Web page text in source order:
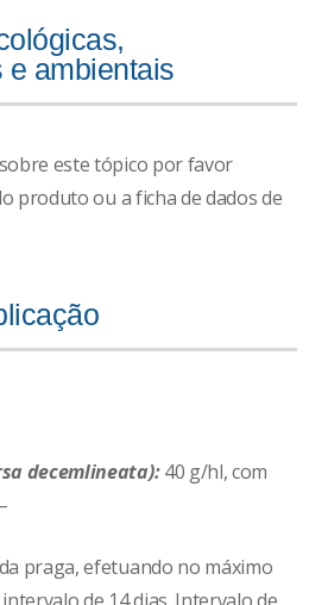
e ambientais
este tópico por favor
produto ou a ficha de dados de
decemlineata):40 g/hl, com
praga, efetuando no máximo